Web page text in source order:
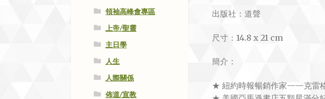
出版社：道聲
尺寸：14.8 x 21 cm
簡介：
★ 紐約時報暢銷作家——克雷
領袖高峰會專區
上帝/聖靈
主日學
人生
人際關係
佈道/宣教